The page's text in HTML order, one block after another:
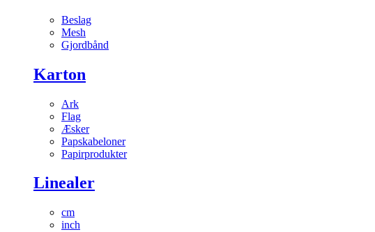
Beslag
Mesh
Gjordbånd
Karton
Ark
Flag
Æsker
Papskabeloner
Papirprodukter
Linealer
cm
inch